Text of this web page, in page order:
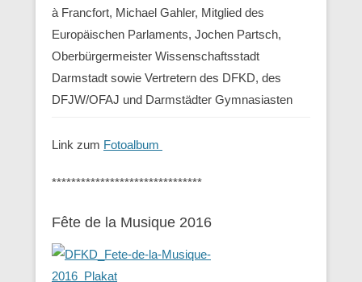
à Francfort, Michael Gahler, Mitglied des
Europäischen Parlaments, Jochen Partsch,
Oberbürgermeister Wissenschaftsstadt
Darmstadt sowie Vertretern des DFKD, des
DFJW/OFAJ und Darmstädter Gymnasiasten
Link zum Fotoalbum
*******************************
Fête de la Musique 2016